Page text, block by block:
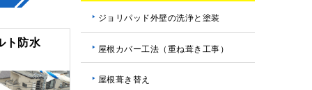
ト防水
ジョリパッド外壁の洗浄と塗装
屋根カバー工法（重ね葺き工事）
屋根葺き替え